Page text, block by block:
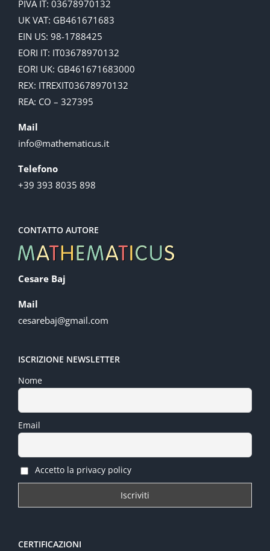
PIVA IT: 03678970132
UK VAT: GB461671683
EIN US: 98-1788425
EORI IT: IT03678970132
EORI UK: GB461671683000
REX: ITREXIT03678970132
REA: CO – 327395
Mail
info@mathematicus.it
Telefono
+39 393 8035 898
CONTATTO AUTORE
Cesare Baj
Mail
cesarebaj@gmail.com
ISCRIZIONE NEWSLETTER
Nome
Email
Accetto la privacy policy
CERTIFICAZIONI